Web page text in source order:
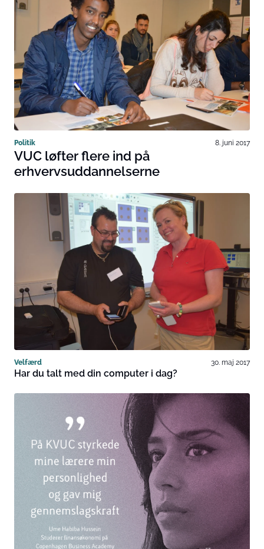
Politik 8. juni 2017
VUC løfter flere ind på
erhvervsuddannelserne
Velfærd 30. maj 2017
Har du talt med din computer i dag?